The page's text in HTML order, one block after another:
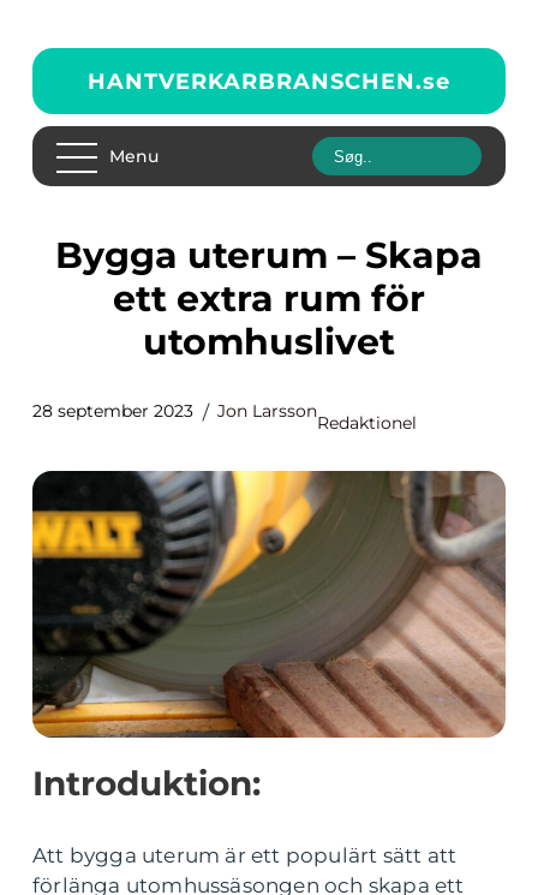
HANTVERKARBRANSCHEN.se
Menu
Bygga uterum – Skapa
ett extra rum för
utomhuslivet
28 september 2023 Jon Larsson
Redaktionel
Introduktion:
Att bygga uterum är ett populärt sätt att
förlänga utomhussäsongen och skapa ett